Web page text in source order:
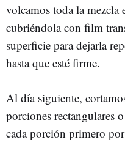
volcamos toda la mezcla
cubriéndola con film
superficie para dejarla
hasta que esté firme.
Al día siguiente,
porciones rectangulares
cada porción primero